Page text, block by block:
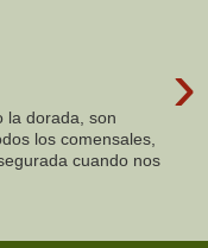
›
la dorada, son
los comensales,
cuando nos